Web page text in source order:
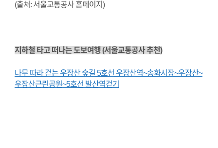
(출처: 서울교통공사 홈페이지)
지하철 타고 떠나는 도보여행 (서울교통공사 추천)
나무 따라 걷는 우장산 숲길 5호선 우장산역~송화시장~우장산~
우장산근린공원~5호선 발산역걷기